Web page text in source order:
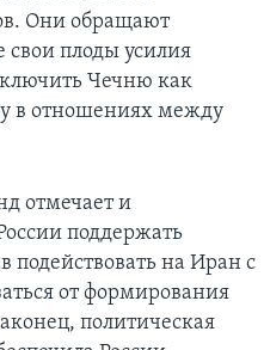
Они обращают
плоды усилия
Чечню как
в отношениях между
отмечает и
поддержать
на Иран с
от формирования
политическая